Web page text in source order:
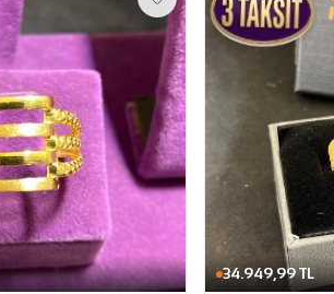
34.949,99 TL